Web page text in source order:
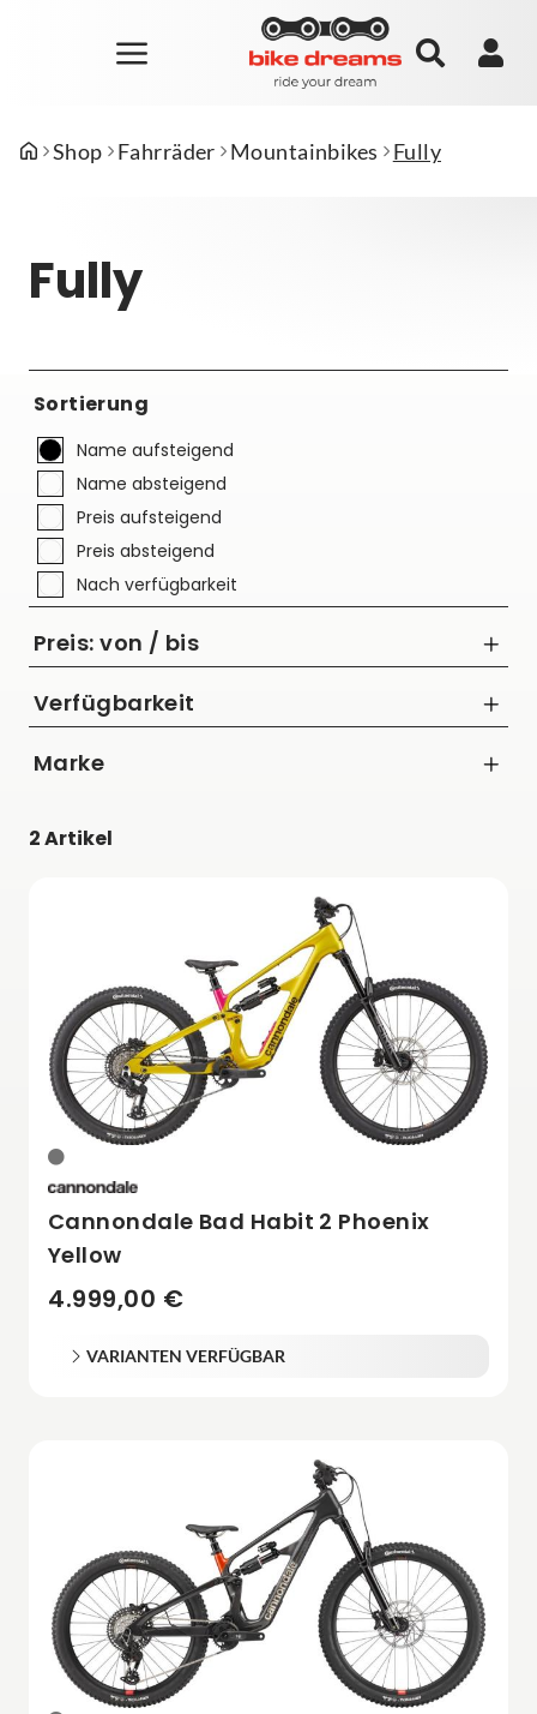
Shop Fahrräder Mountainbikes Fully
Fully
Sortierung
Name aufsteigend
Name absteigend
Preis aufsteigend
Preis absteigend
Nach verfügbarkeit
Preis: von / bis
Verfügbarkeit
Marke
2 Artikel
Cannondale Bad Habit 2 Phoenix
Yellow
4.999,00 €
VARIANTEN VERFÜGBAR